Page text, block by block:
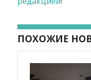
ПОХОЖИЕ